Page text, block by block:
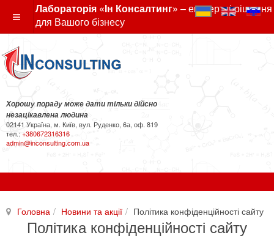
Лабораторія «Ін Консалтинг» – експертні рішення
для Вашого бізнесу
Хорошу пораду може дати тільки дійсно
незацікавлена людина
02141 Україна, м. Київ, вул. Руденко, 6а, оф. 819
тел.: +380672316316
admin@inconsulting.com.ua
Головна Новини та акції Політика конфіденційності сайту
Політика конфіденційності сайту